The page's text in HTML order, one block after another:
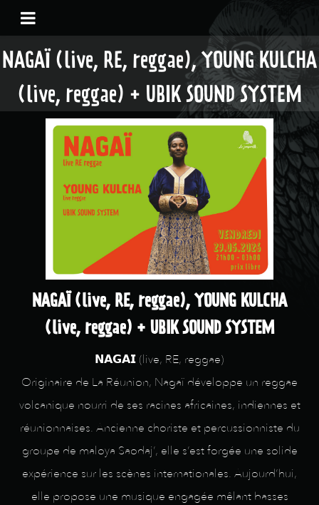
NAGAÏ (live, RE, reggae), YOUNG KULCHA
(live, reggae) + UBIK SOUND SYSTEM
NAGAÏ (live, RE, reggae), YOUNG KULCHA
(live, reggae) + UBIK SOUND SYSTEM
𝗡𝗔𝗚𝗔𝗜̈ (live, RE, reggae)
Originaire de La Réunion, Nagaï développe un reggae
volcanique nourri de ses racines africaines, indiennes et
réunionnaises. Ancienne choriste et percussionniste du
groupe de maloya Saodaj’, elle s’est forgée une solide
expérience sur les scènes internationales. Aujourd’hui,
elle propose une musique engagée mêlant basses